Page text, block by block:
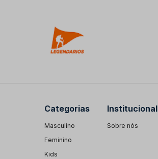
Categorias
Masculino
Feminino
Kids
Institucional
Sobre nós